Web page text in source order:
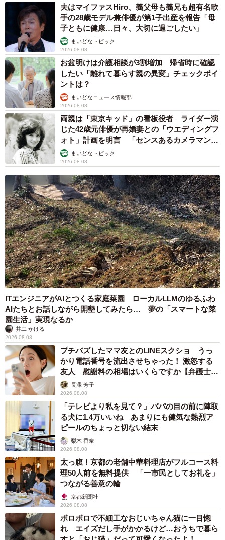
夫はマイファスHiro、義父母も義兄も超有名歌
手の28歳モデル兼俳優が第1子出産を報告「母
子ともに健康…日々、大切に過ごしたい」
まいどなトピック
2026.08.08
お盆明けは介護相談が3割増加 帰省時に確認
したい「離れて暮らす親の異変」チェックポイ
ントは？
まいどなニュース情報部
2026.08.08
両親は「東京キッド」の看板役者 ライダー演
じた42歳元俳優が再婚妻との「ウエディングフ
ォト」計画を明言 「センスあるカメラマン求
む」まいどなトピック
2026.08.08
ITエンジニアがAIとつくる家庭菜園 ローカルLLMのゆるふわ
AIたちとお話しながら開墾してみたら… 夢の「スマートな菜
園生活」実現なるか
井二 かける
2026.08.08
プチバズしたママ友とのLINEスクショ うっ
かり電話番号を流出させちゃった！ 激怒する
友人 慰謝料の相場はいくらですか【弁護士が
解説】長澤 芳子
2026.08.08
「テレビより私を見て？」パパの目の前に陣取
る犬に1.4万いいね あまりにも健気な熱烈ア
ピールのちょっと切ない結末
梨木 香奈
2026.08.08
太っ腹！京都の老舗中華料理店がフルコース料
理50人前を無料提供 「一市民としてお礼を」
つながる善意の輪
京都新聞社
2026.08.08
ボロボロで不細工なおじいちゃん猫に一目惚
れ エイズだし手がかかるけど…おうちで暮ら